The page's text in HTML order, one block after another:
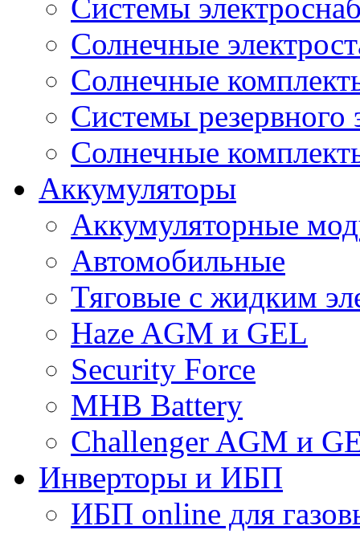
Системы
Cолнечные
Солнечные
Системы резервного
Солнечные
Аккумуляторы
Аккумуляторные
Автомобильные
Тяговые с жидким
Haze AGM и GEL
Security Force
MHB Battery
Challenger AGM и
Инверторы и ИБП
ИБП online для